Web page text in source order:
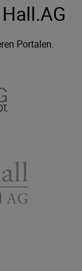
Portalen.